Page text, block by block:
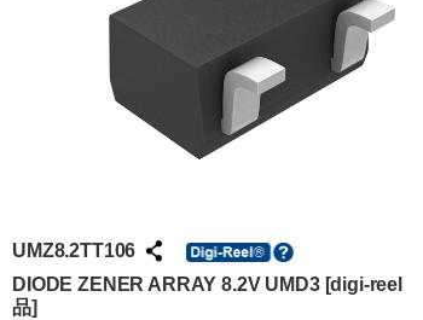
UMZ8.2TT106
DIODE ZENER ARRAY 8.2V UMD3 [digi-reel
品]